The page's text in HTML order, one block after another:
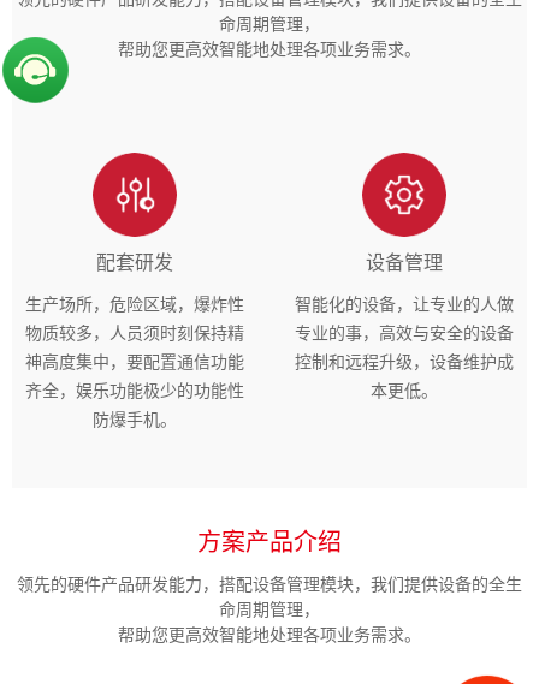
命周期管理，
帮助您更高效智能地处理各项业务需求。
配套研发
生产场所，危险区域，爆炸性
物质较多，人员须时刻保持精
神高度集中，要配置通信功能
齐全，娱乐功能极少的功能性
防爆手机。
设备管理
智能化的设备，让专业的人做
专业的事，高效与安全的设备
控制和远程升级，设备维护成
本更低。
方案产品介绍
领先的硬件产品研发能力，搭配设备管理模块，我们提供设备的全生
命周期管理，
帮助您更高效智能地处理各项业务需求。